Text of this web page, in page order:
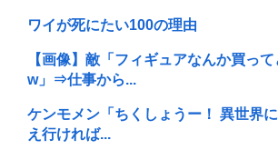
ワイが死にたい100の理由
【画像】敵「フィギュアなんか買っ
w」⇒仕事から...
ケンモメン「ちくしょうー！ 異世界
え行ければ...